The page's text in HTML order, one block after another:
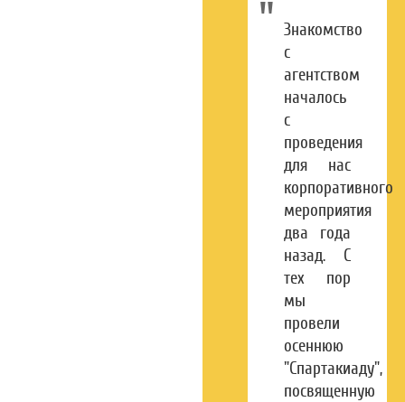
Знакомство
с
агентством
началось
с
проведения
для нас
корпоративного
мероприятия
два года
назад. С
тех пор
мы
провели
осеннюю
"Спартакиаду",
посвященную